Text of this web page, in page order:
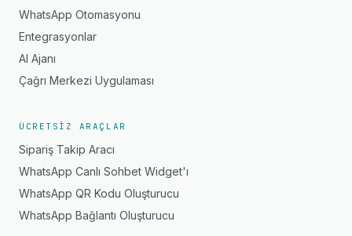
WhatsApp Otomasyonu
Entegrasyonlar
AI Ajanı
Çağrı Merkezi Uygulaması
ÜCRETSIZ ARAÇLAR
Sipariş Takip Aracı
WhatsApp Canlı Sohbet Widget'ı
WhatsApp QR Kodu Oluşturucu
WhatsApp Bağlantı Oluşturucu